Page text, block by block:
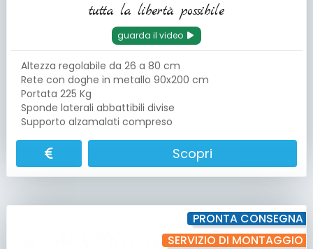
tutta la libertà possibile
guarda il video
Altezza regolabile da 26 a 80 cm
Rete con doghe in metallo 90x200 cm
Portata 225 Kg
Sponde laterali abbattibili divise
Supporto alzamalati compreso
Scopri
PRONTA CONSEGNA
SERVIZIO DI MONTAGGIO